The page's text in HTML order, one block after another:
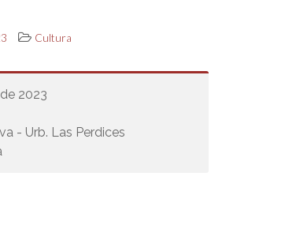
Cultura
2023
- Urb. Las Perdices